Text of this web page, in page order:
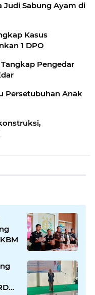
Judi Sabung Ayam di
Kasus
1 DPO
Pengedar
Persetubuhan Anak